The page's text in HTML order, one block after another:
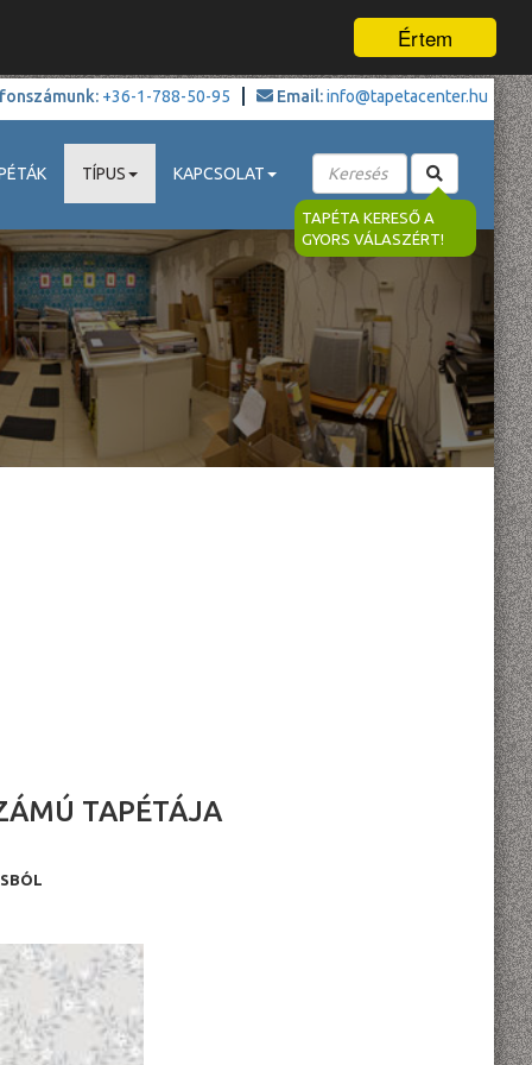
Értem
+36-1-788-50-95 Email:info@tapetacenter.hu
TÍPUS KAPCSOLAT
TAPÉTA KERESŐ A
GYORS VÁLASZÉRT!
TAPÉTÁJA